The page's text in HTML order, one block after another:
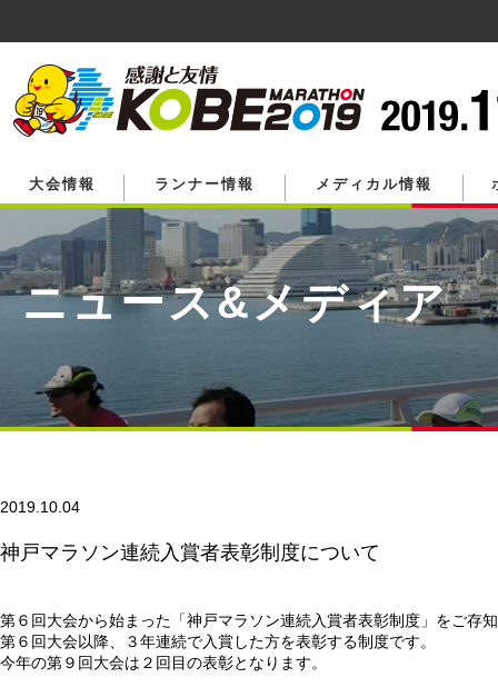
す。
大会情報 ランナー情報 メディカル情報
ニュース&メディア
2019.10.04
神戸マラソン連続入賞者表彰制度について
第６回大会から始まった「神戸マラソン連続入賞者表彰制度」をご存
第６回大会以降、３年連続で入賞した方を表彰する制度です。
今年の第９回大会は２回目の表彰となります。